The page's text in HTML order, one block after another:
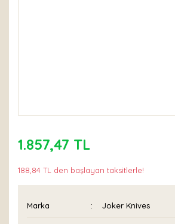
1.857,47 TL
188,84 TL den başlayan taksitlerle!
Marka Joker Knives